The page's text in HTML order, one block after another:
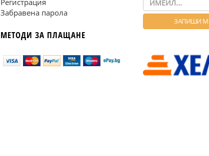
Регистрация
Забравена парола
МЕТОДИ ЗА ПЛАЩАНЕ